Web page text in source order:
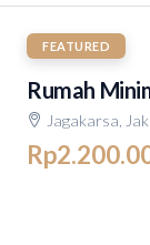
FEATURED
Rumah
Jagakarsa,